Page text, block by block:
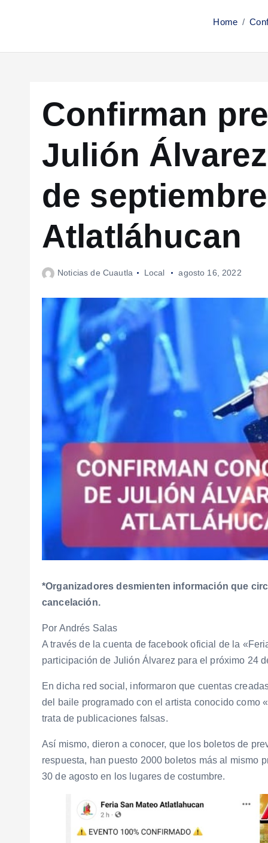
Home
Confirman
Julión
de
Atlatláhucan
Noticias de Cuautla Local agosto 16, 2022
*Organizadores desmienten información que
cancelación.
Por Andrés Salas
A través de la cuenta de facebook oficial de la
participación de Julión Álvarez para el próximo 24
En dicha red social, informaron que cuentas
del baile programado con el artista conocido como
trata de publicaciones falsas.
Así mismo, dieron a conocer, que los boletos de
respuesta, han puesto 2000 boletos más al mismo
30 de agosto en los lugares de costumbre.